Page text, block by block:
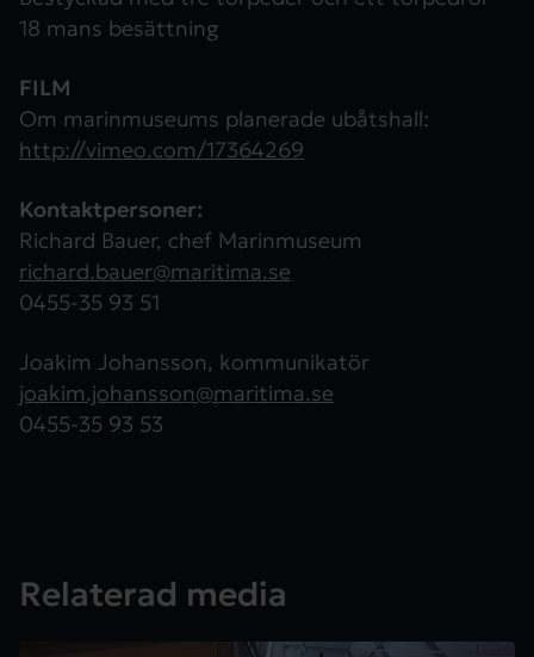
18 mans besättning
FILM
Om marinmuseums planerade ubåtshall:
http://vimeo.com/17364269
Kontaktpersoner:
Richard Bauer, chef Marinmuseum
richard.bauer@maritima.se
0455-35 93 51
Joakim Johansson, kommunikatör
joakim.johansson@maritima.se
0455-35 93 53
Relaterad media